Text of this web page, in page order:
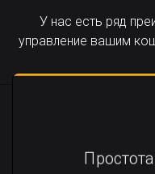
У нас есть ряд
управление вашим